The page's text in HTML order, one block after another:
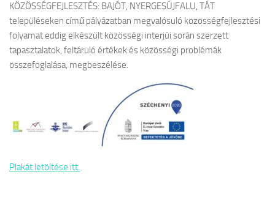
KÖZÖSSÉGFEJLESZTÉS: BAJÓT, NYERGESÚJFALU, TÁT
településeken című pályázatban megvalósuló közösségfejlesztési
folyamat eddig elkészült közösségi interjúi során szerzett
tapasztalatok, feltáruló értékek és közösségi problémák
összefoglalása, megbeszélése.
Plakát letöltése itt.